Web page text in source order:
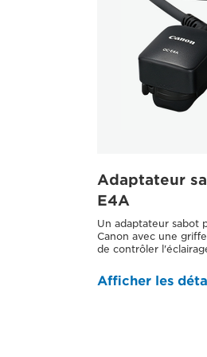
Adaptateur
E4A
Un adaptateur sabot
Canon avec une
de contrôler
Afficher les